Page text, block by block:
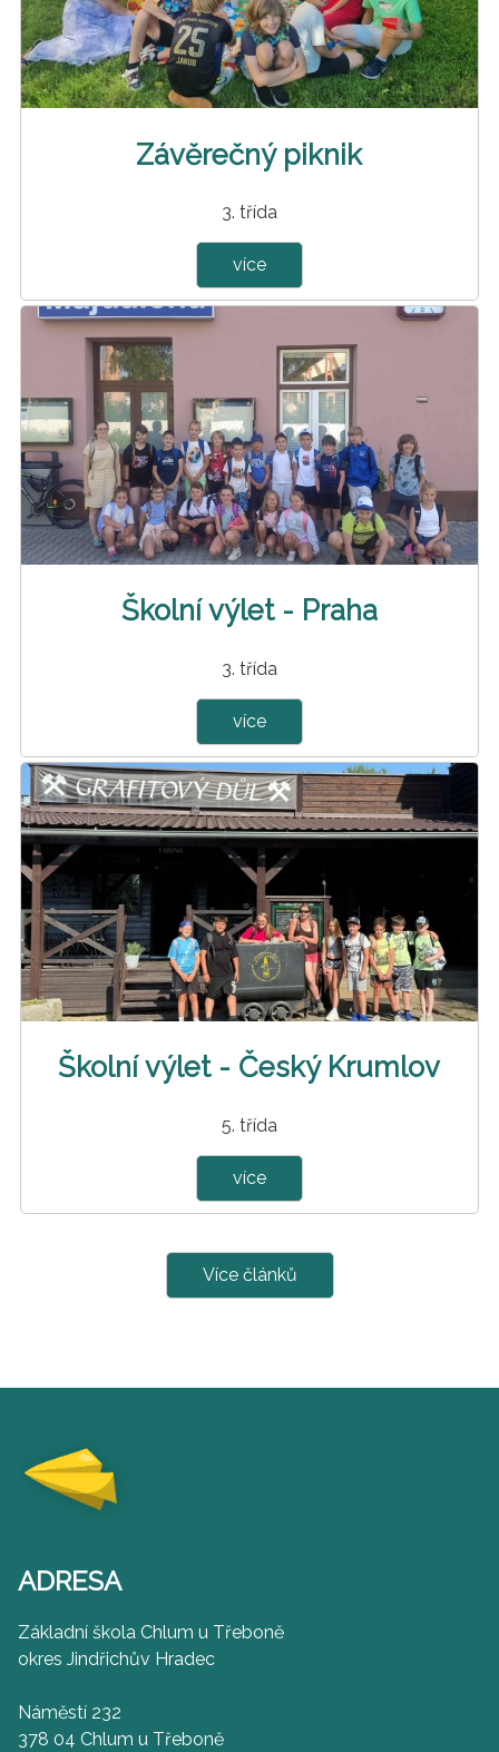
Závěrečný piknik
3. třída
více
Školní výlet - Praha
3. třída
více
Školní výlet - Český Krumlov
5. třída
více
Více článků
ADRESA
Základní škola Chlum u Třeboně
okres Jindřichův Hradec
Náměstí 232
378 04 Chlum u Třeboně